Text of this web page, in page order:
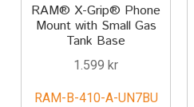
RAM® X-Grip® Phone
Mount with Small Gas
Tank Base
1.599 kr
RAM-B-410-A-UN7BU